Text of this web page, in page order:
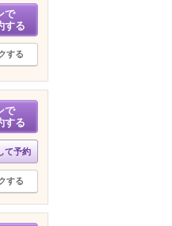
で
する
する
で
する
て予約
する